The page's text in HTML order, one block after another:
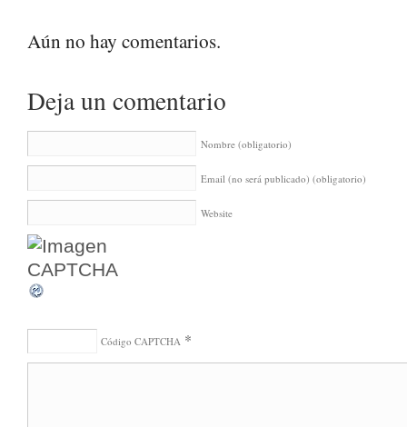
Aún no hay comentarios.
Deja un comentario
Nombre (obligatorio)
Email (no será publicado) (obligatorio)
Website
Código CAPTCHA *